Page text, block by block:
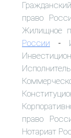
право
Жилищное
России -
право
Нотариат